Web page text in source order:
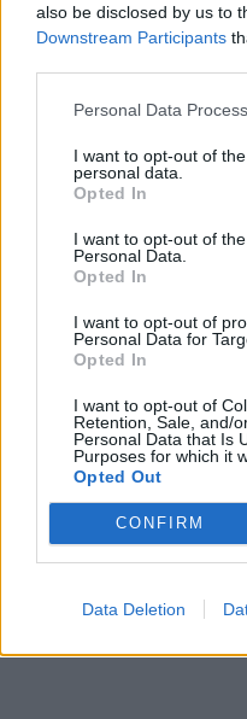
also be disclosed by us to
Downstream Participants
Personal Data
I want to opt-out of
personal data.
Opted In
I want to opt-out of
Personal Data.
Opted In
I want to opt-out of
Personal Data for
Opted In
I want to opt-out of
Retention, Sale, and/
Personal Data that Is
Purposes for which it
Opted Out
CONFIRM
Data Deletion